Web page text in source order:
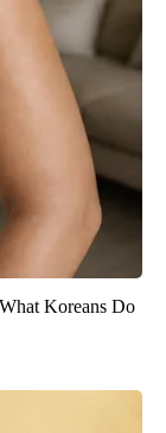
Koreans Do